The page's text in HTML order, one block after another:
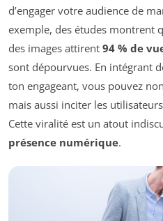
d’engager votre audience de
exemple, des études montrent
des images attirent 94 % de
sont dépourvues. En intégrant
ton engageant, vous pouvez
mais aussi inciter les
Cette viralité est un atout
présence numérique.